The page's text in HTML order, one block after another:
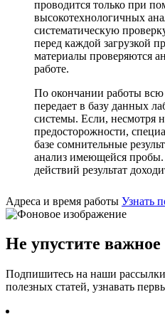
проводится только при
высокотехнологичных
систематическую
перед каждой загрузкой
материалы проверяются
работе.
По окончании работы
передает в базу данных
системы. Если, несмотря
предосторожности,
базе сомнительные
анализ имеющейся пробы.
действий результат
Адреса и время работы Узнать
Не упустите важное
Подпишитесь на наши
полезных статей, узнавать